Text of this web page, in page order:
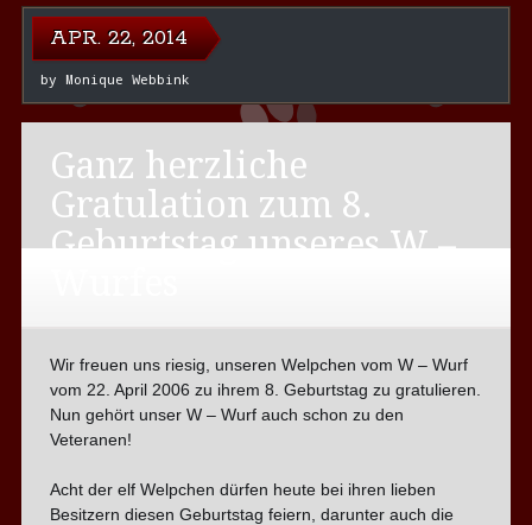
APR. 22, 2014
by Monique Webbink
Ganz herzliche
Gratulation zum 8.
Geburtstag unseres W –
Wir freuen uns riesig, unseren Welpchen vom W – Wurf
vom 22. April 2006 zu ihrem 8. Geburtstag zu gratulieren.
Nun gehört unser W – Wurf auch schon zu den
Veteranen!
Acht der elf Welpchen dürfen heute bei ihren lieben
Besitzern diesen Geburtstag feiern, darunter auch die